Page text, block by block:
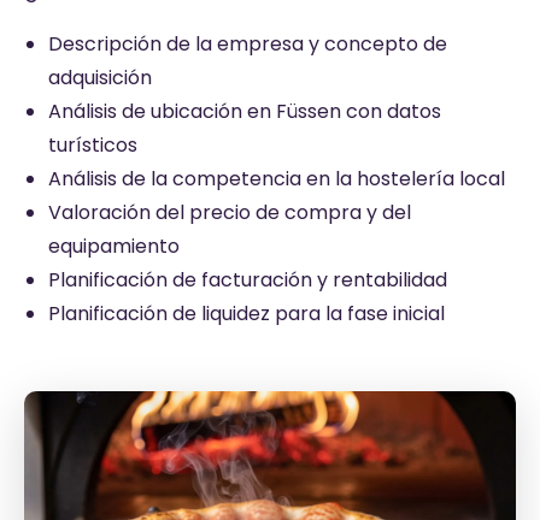
Descripción de la empresa y concepto de
adquisición
Análisis de ubicación en Füssen con datos
turísticos
Análisis de la competencia en la hostelería local
Valoración del precio de compra y del
equipamiento
Planificación de facturación y rentabilidad
Planificación de liquidez para la fase inicial